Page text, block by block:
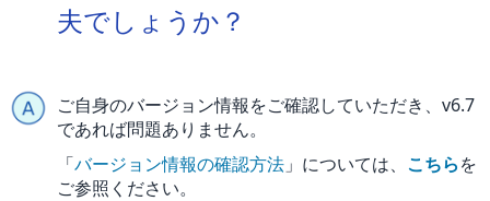
夫でしょうか？
ご自身のバージョン情報をご確認していただき、v6.7
であれば問題ありません。
「バージョン情報の確認方法 」については、 こちらを
ご参照ください。